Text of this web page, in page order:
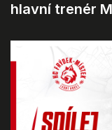
hlavní trenér